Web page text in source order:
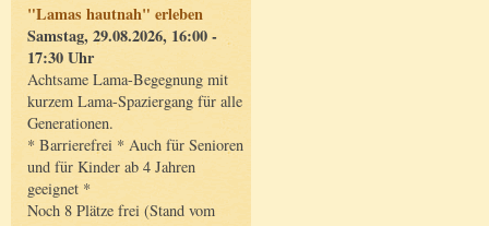
"Lamas hautnah" erleben
Samstag, 29.08.2026, 16:00 -
17:30 Uhr
Achtsame Lama-Begegnung mit
kurzem Lama-Spaziergang für alle
Generationen.
* Barrierefrei * Auch für Senioren
und für Kinder ab 4 Jahren
geeignet *
Noch 8 Plätze frei (Stand vom